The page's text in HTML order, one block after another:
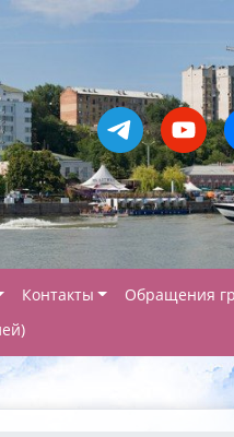
Контакты
Обращения